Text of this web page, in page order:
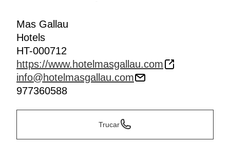
Mas Gallau
Hotels
HT-000712
https://www.hotelmasgallau.com
info@hotelmasgallau.com
977360588
Trucar